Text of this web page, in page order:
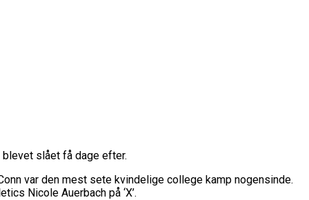
Cup
slået få dage efter.
var den mest sete kvindelige college kamp nogensinde.
Nicole Auerbach på ‘X’.